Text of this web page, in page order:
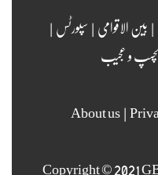
|بین الاقوامی|سپورٹس|
و عجیب
About us|